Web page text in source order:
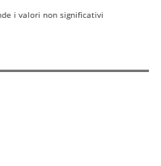
i valori non significativi